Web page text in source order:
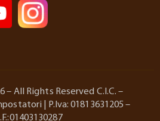
– All Rights Reserved C.I.C. –
| P.Iva: 01813631205 –